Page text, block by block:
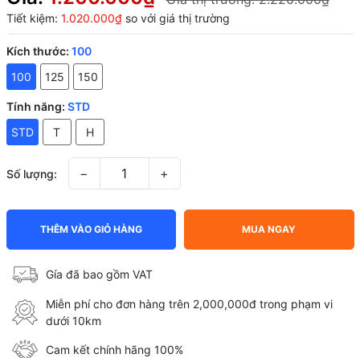
Tiết kiệm: 1.020.000₫so với giá thị trường
Kích thước: 100
100
125 150
Tính năng: STD
STD
T H
Số lượng: − +
THÊM VÀO GIỎ HÀNG MUA NGAY
Gía đã bao gồm VAT
Miễn phí cho đơn hàng trên 2,000,000đ trong phạm vi
dưới 10km
Cam kết chính hãng 100%